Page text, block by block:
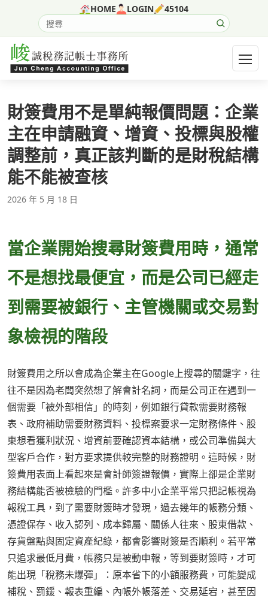
HOME LOGIN 45104
搜尋網站內容
開啟
財簽費用不是單純報價問題：企業
主在申請融資、增資、投標與股權
調整前，真正該判斷的是財稅結構
能不能被查核
2026 年 5 月 18 日
當企業開始搜尋財簽費用時，通常
不是想找最便宜，而是公司已經走
到需要被銀行、主管機關或交易對
象檢視的階段
財簽費用之所以會成為企業主在Google上搜尋的關鍵字，往
往不是因為老闆突然想了解會計名詞，而是公司正在遇到一
個需要「被外部相信」的時刻，例如銀行貸款需要財務報
表、政府補助需要財務資料、投標案要求一定財務條件、股
東想看獲利狀況、增資前要確認資本結構，或公司準備與大
型客戶合作，對方要求提供較完整的財務證明。這時候，財
簽費用表面上看起來是會計師簽證報價，實際上卻是企業財
務結構能否被檢驗的門檻。許多中小企業平常只把記帳視為
報稅工具，到了需要財簽時才發現，過去幾年的帳務分類、
憑證保存、收入認列、成本歸屬、關係人往來、股東借款、
存貨盤點與固定資產紀錄，都會影響財簽是否順利。若平常
只追求最低月費，帳務只是被動申報，等到要財簽時，才可
能出現「稅務未爆彈」：原本省下的小額服務費，可能變成
補稅、罰鍰、報表重編、內帳外帳落差、交易延宕，甚至因